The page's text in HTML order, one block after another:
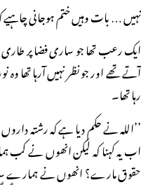
نہیں … بات وہیں ختم ہوجانی چاہیے
ایک رعب تھا جو ساری فضا پر طاری
آتے تھے اور جو نظر نہیں آرہا تھا وہ
رہا تھا۔
’’اللہ نے حکم دیا ہے کہ رشتہ
اب یہ کہنا کہ لیکن انھوں نے
حقوق مارے؟ انھوں نے ہمارے ساتھ